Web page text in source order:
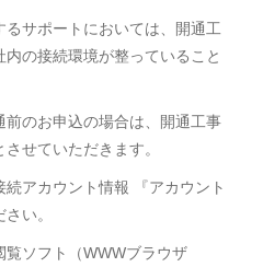
るサポートにおいては、開通工
の接続環境が整っていること
前のお申込の場合は、開通工事
せていただきます。
続アカウント情報 『アカウント
い。
覧ソフト（WWWブラウザ